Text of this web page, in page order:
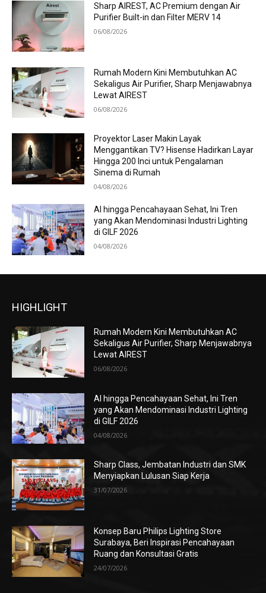
Sharp AIREST, AC Premium dengan Air
Purifier Built-in dan Filter MERV 14
06/08/2026
Rumah Modern Kini Membutuhkan AC
Sekaligus Air Purifier, Sharp Menjawabnya
Lewat AIREST
06/08/2026
Proyektor Laser Makin Layak
Menggantikan TV? Hisense Hadirkan Layar
Hingga 200 Inci untuk Pengalaman
Sinema di Rumah
04/08/2026
AI hingga Pencahayaan Sehat, Ini Tren
yang Akan Mendominasi Industri Lighting
di GILF 2026
04/08/2026
HIGHLIGHT
Rumah Modern Kini Membutuhkan AC
Sekaligus Air Purifier, Sharp Menjawabnya
Lewat AIREST
06/08/2026
AI hingga Pencahayaan Sehat, Ini Tren
yang Akan Mendominasi Industri Lighting
di GILF 2026
04/08/2026
Sharp Class, Jembatan Industri dan SMK
Menyiapkan Lulusan Siap Kerja
31/07/2026
Konsep Baru Philips Lighting Store
Surabaya, Beri Inspirasi Pencahayaan
Ruang dan Konsultasi Gratis
24/07/2026